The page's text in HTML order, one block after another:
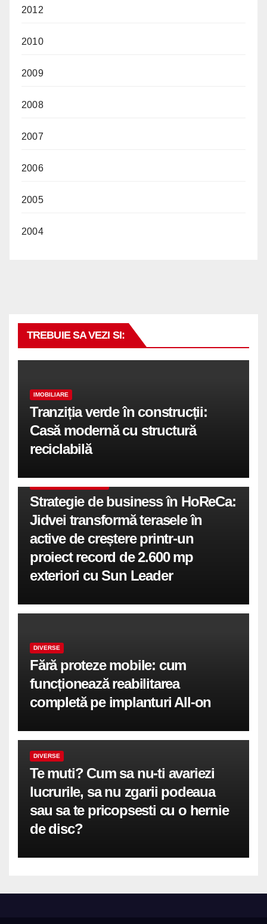
2012
2010
2009
2008
2007
2006
2005
2004
TREBUIE SA VEZI SI:
IMOBILIARE
Tranziția verde în construcții:
Casă modernă cu structură
reciclabilă
Strategie de business în HoReCa:
Jidvei transformă terasele în
active de creștere printr-un
proiect record de 2.600 mp
exteriori cu Sun Leader
DIVERSE
Fără proteze mobile: cum
funcționează reabilitarea
completă pe implanturi All-on
DIVERSE
Te muti? Cum sa nu-ti avariezi
lucrurile, sa nu zgarii podeaua
sau sa te pricopsesti cu o hernie
de disc?